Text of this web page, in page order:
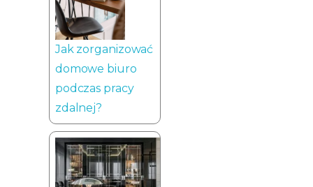
Jak zorganizować
domowe biuro
podczas pracy
zdalnej?